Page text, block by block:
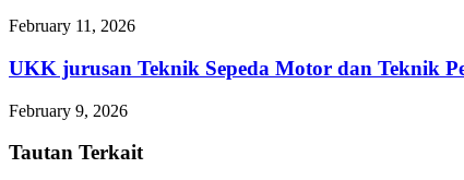
February 11, 2026
UKK jurusan Teknik Sepeda Motor dan Teknik
February 9, 2026
Tautan Terkait